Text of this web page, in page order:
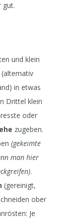
gut.
und klein
in etwas
Drittel klein
oder
zugeben.
(gekeimte
man hier
.
(gereinigt,
ober
Je